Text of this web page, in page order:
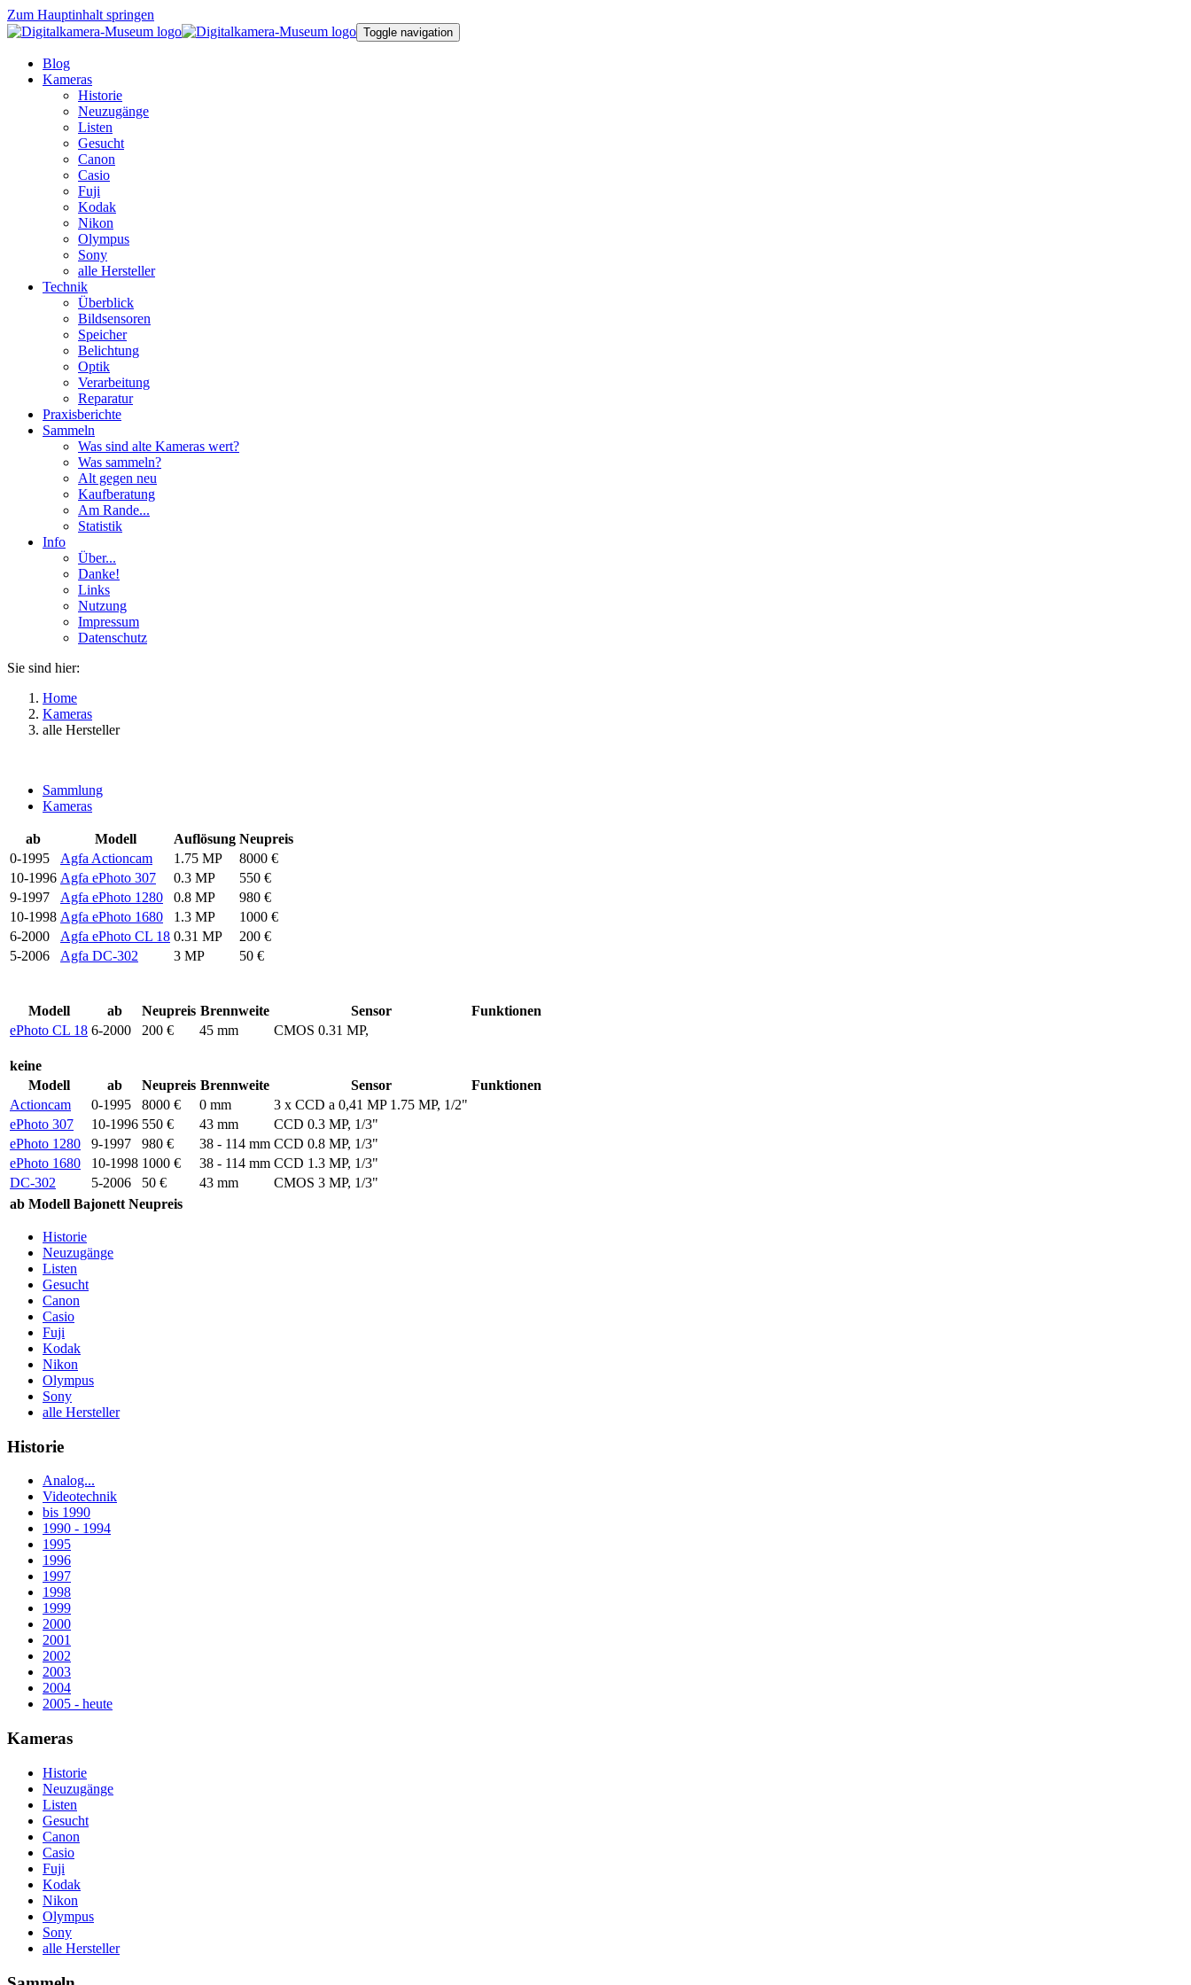
Zum Hauptinhalt springen
Toggle navigation
Blog
Kameras
Historie
Neuzugänge
Listen
Gesucht
Canon
Casio
Fuji
Kodak
Nikon
Olympus
Sony
alle Hersteller
Technik
Überblick
Bildsensoren
Speicher
Belichtung
Optik
Verarbeitung
Reparatur
Praxisberichte
Sammeln
Was sind alte Kameras wert?
Was sammeln?
Alt gegen neu
Kaufberatung
Am Rande...
Statistik
Info
Über...
Danke!
Links
Nutzung
Impressum
Datenschutz
Sie sind hier:
Home
Kameras
alle Hersteller
Sammlung
Kameras
ab Modell Auflösung Neupreis
0-1995
Agfa Actioncam 1.75 MP
8000 €
10-1996 Agfa ePhoto 307 0.3 MP
550 €
9-1997
Agfa ePhoto 1280 0.8 MP
980 €
10-1998 Agfa ePhoto 1680 1.3 MP
1000 €
6-2000
Agfa ePhoto CL 18 0.31 MP
200 €
5-2006
Agfa DC-302 3 MP 50 €
Modell ab Neupreis Brennweite Sensor
Funktionen
ePhoto CL 18 6-2000 200 € 45 mm CMOS 0.31 MP,
keine
Modell
ab Neupreis Brennweite Sensor
Funktionen
Actioncam
0-1995 8000 € 0 mm
3 x CCD a 0,41 MP 1.75 MP, 1/2"
ePhoto 307
10-1996 550 € 43 mm
CCD 0.3 MP, 1/3"
ePhoto 1280
9-1997 980 € 38 - 114 mm CCD 0.8 MP, 1/3"
ePhoto 1680
10-1998 1000 € 38 - 114 mm CCD 1.3 MP, 1/3"
DC-302
5-2006 50 € 43 mm
CMOS 3 MP, 1/3"
ab Modell Bajonett Neupreis
Historie
Neuzugänge
Listen
Gesucht
Canon
Casio
Fuji
Kodak
Nikon
Olympus
Sony
alle Hersteller
Historie
Analog...
Videotechnik
bis 1990
1990 - 1994
1995
1996
1997
1998
1999
2000
2001
2002
2003
2004
2005 - heute
Kameras
Historie
Neuzugänge
Listen
Gesucht
Canon
Casio
Fuji
Kodak
Nikon
Olympus
Sony
alle Hersteller